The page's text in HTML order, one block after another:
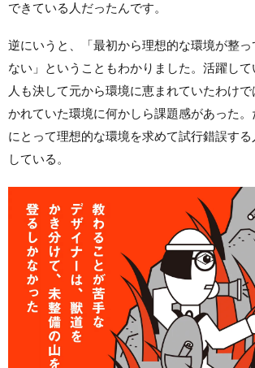
できている人だったんです。
逆にいうと、「最初から理想的な環境が整
ない」ということもわかりました。活躍し
人も決して元から環境に恵まれていたわけ
かれていた環境に何かしら課題感があった
にとって理想的な環境を求めて試行錯誤す
している。